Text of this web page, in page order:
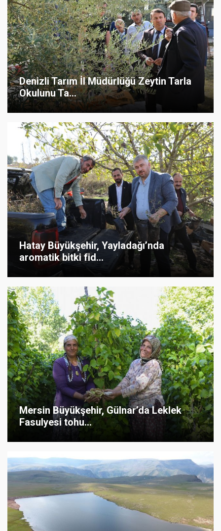
Denizli Tarım İl Müdürlüğü Zeytin Tarla
Okulunu Ta...
Hatay Büyükşehir, Yayladağı’nda
aromatik bitki fid...
Mersin Büyükşehir, Gülnar’da Leklek
Fasulyesi tohu...